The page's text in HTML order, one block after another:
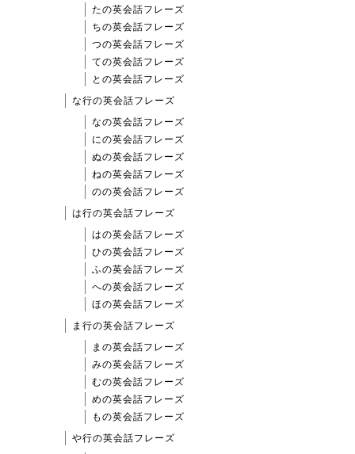
たの英会話フレーズ
ちの英会話フレーズ
つの英会話フレーズ
ての英会話フレーズ
との英会話フレーズ
な行の英会話フレーズ
なの英会話フレーズ
にの英会話フレーズ
ぬの英会話フレーズ
ねの英会話フレーズ
のの英会話フレーズ
は行の英会話フレーズ
はの英会話フレーズ
ひの英会話フレーズ
ふの英会話フレーズ
への英会話フレーズ
ほの英会話フレーズ
ま行の英会話フレーズ
まの英会話フレーズ
みの英会話フレーズ
むの英会話フレーズ
めの英会話フレーズ
もの英会話フレーズ
や行の英会話フレーズ